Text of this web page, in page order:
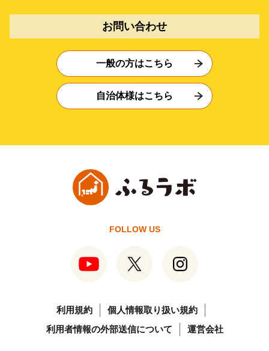
お問い合わせ
一般の方はこちら
自治体様はこちら
FOLLOW US
利用規約
個人情報取り扱い規約
利用者情報の外部送信について
運営会社